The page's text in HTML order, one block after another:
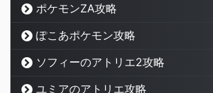
ポケモンZA攻略
ぽこあポケモン攻略
ソフィーのアトリエ2攻略
ユミアのアトリエ攻略